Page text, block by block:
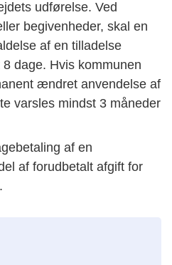
udførelse. Ved
begivenheder, skal en
af en tilladelse
dage. Hvis kommunen
ændret anvendelse af
varsles mindst 3 måneder
af en
af forudbetalt afgift for